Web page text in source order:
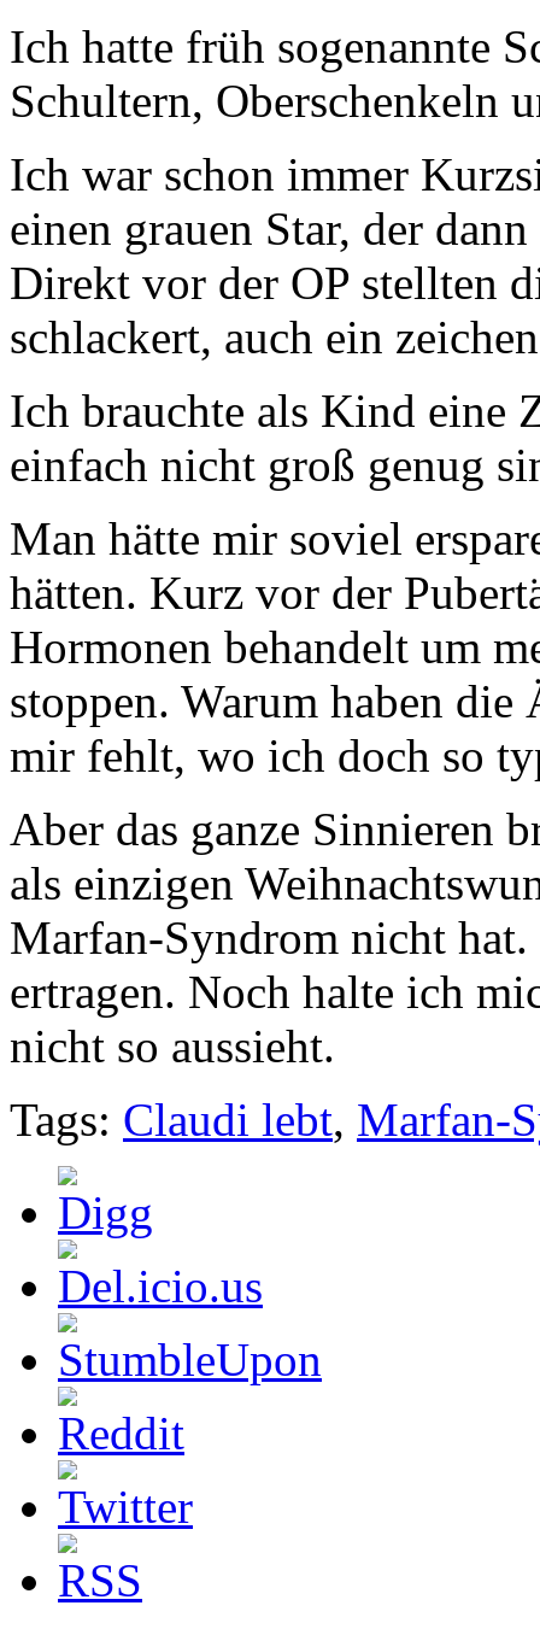
Ich hatte früh sogenannte
Schultern, Oberschenkeln
Ich war schon immer
einen grauen Star, der
Direkt vor der OP stellten
schlackert, auch ein
Ich brauchte als Kind eine
einfach nicht groß genug
Man hätte mir soviel
hätten. Kurz vor der
Hormonen behandelt um
stoppen. Warum haben
mir fehlt, wo ich doch so
Aber das ganze Sinnieren
als einzigen
Marfan-Syndrom nicht
ertragen. Noch halte ich
nicht so aussieht.
Tags: Claudi lebt, Marfan-